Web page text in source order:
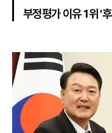
부정평가 이유 1위 '